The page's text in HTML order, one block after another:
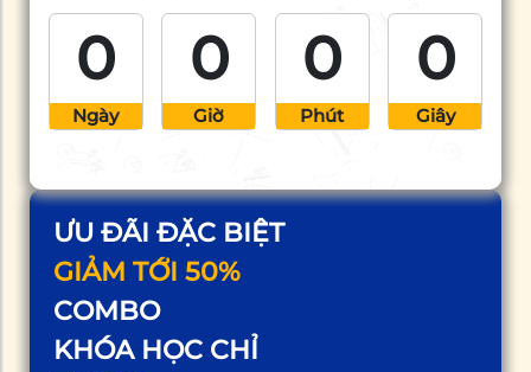
ƯU ĐÃI ĐẶC BIỆT
GIẢM TỚI 50%
COMBO
KHÓA HỌC CHỈ
0
Ngày
0
Giờ
0
Phút
0
Giây